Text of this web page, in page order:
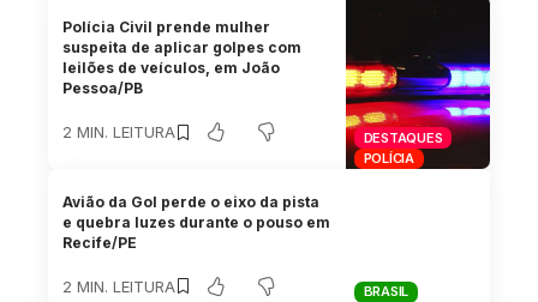
DESTAQUES
POLÍCIA
Polícia Civil prende mulher
suspeita de aplicar golpes com
leilões de veículos, em João
Pessoa/PB
2 MIN. LEITURA
BRASIL
Avião da Gol perde o eixo da pista
e quebra luzes durante o pouso em
Recife/PE
2 MIN. LEITURA